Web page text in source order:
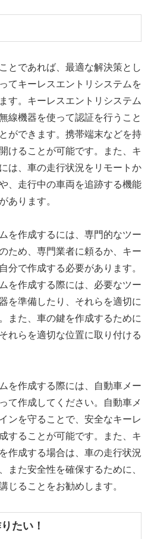
とであれば、最適な解決策とし
てキーレスエントリシステムを
す。キーレスエントリシステム
線機器を使って認証を行うこと
ができます。携帯端末などを持
けることが可能です。また、キ
は、車の走行状況をリモートか
、走行中の車両を追跡する機能
あります。
を作成するには、専門的なツー
ため、専門業者に頼るか、キー
分で作成する必要があります。
を作成する際には、必要なツー
を準備したり、それらを適切に
また、車の鍵を作成するために
れらを適切な位置に取り付ける
を作成する際には、自動車メー
て作成してください。自動車メ
ンを守ることで、安全なキーレ
することが可能です。また、キ
作成する場合は、車の走行状況
また安全性を確保するために、
じることをお勧めします。
たい！